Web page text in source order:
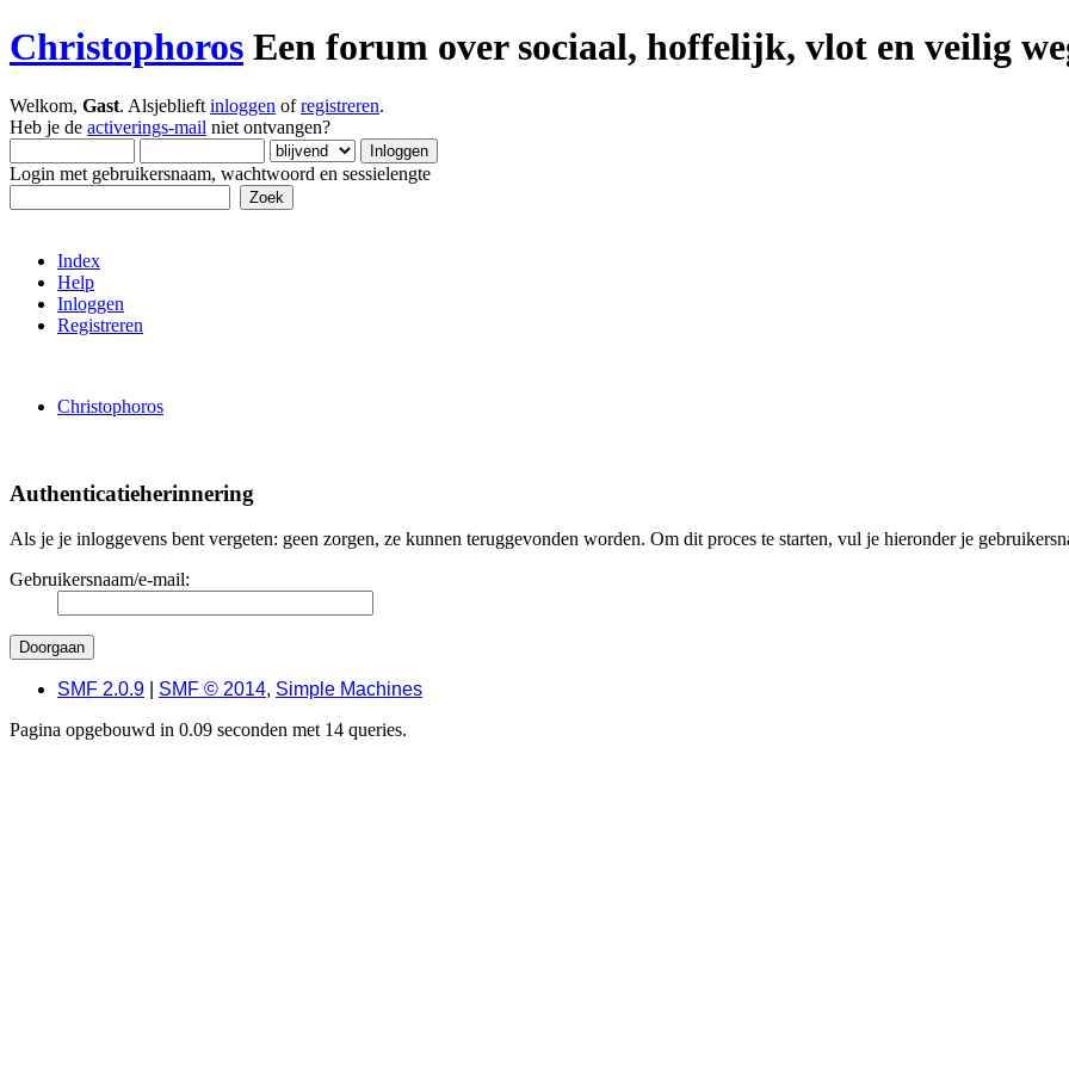
Christophoros Een forum over sociaal, hoffelijk, vlot en veilig
Welkom, Gast. Alsjeblieft inloggen ofregistreren.
Heb je de activerings-mail niet ontvangen?
Login met gebruikersnaam, wachtwoord en sessielengte
Index
Help
Inloggen
Registreren
Christophoros
Authenticatieherinnering
Als je je inloggevens bent vergeten: geen zorgen, ze kunnen teruggevonden worden. Om dit proces te starten, vul je hieronder je
Gebruikersnaam/e-mail:
SMF 2.0.9 SMF © 2014, Simple Machines
Pagina opgebouwd in 0.09 seconden met 14 queries.